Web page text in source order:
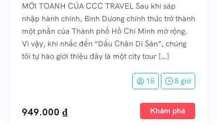
MỚI TOANH CỦA CCC TRAVEL Sau khi sáp
nhập hành chính, Bình Dương chính thức trở thành
một phần của Thành phố Hồ Chí Minh mở rộng.
Vì vậy, khi nhắc đến “Dấu Chân Di Sản”, chúng
tôi tự hào giới thiệu đây là một city tour […]
15 8 giờ
949.000 ₫ Khám phá